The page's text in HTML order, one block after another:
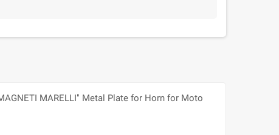
MARELLI" Metal Plate for Horn for Moto